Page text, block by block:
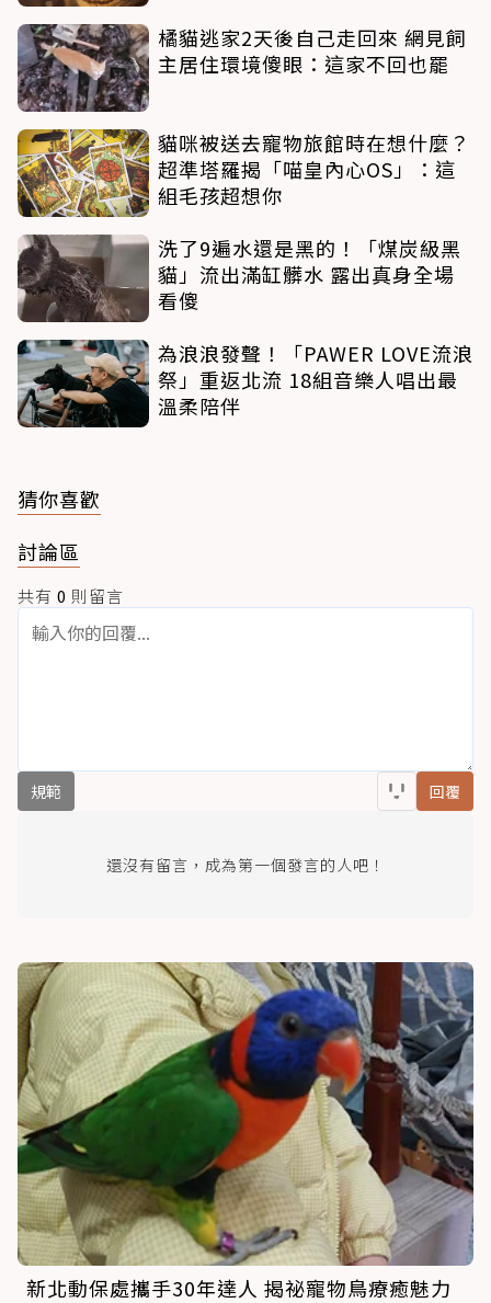
橘貓逃家2天後自己走回來 網見飼
主居住環境傻眼：這家不回也罷
貓咪被送去寵物旅館時在想什麼？
超準塔羅揭「喵皇內心OS」：這
組毛孩超想你
洗了9遍水還是黑的！「煤炭級黑
貓」流出滿缸髒水 露出真身全場
看傻
為浪浪發聲！「PAWER LOVE流浪
祭」重返北流 18組音樂人唱出最
溫柔陪伴
猜你喜歡
討論區
共有 0 則留言
規範 回覆
還沒有留言，成為第一個發言的人吧！
新北動保處攜手30年達人 揭祕寵物鳥療癒魅力